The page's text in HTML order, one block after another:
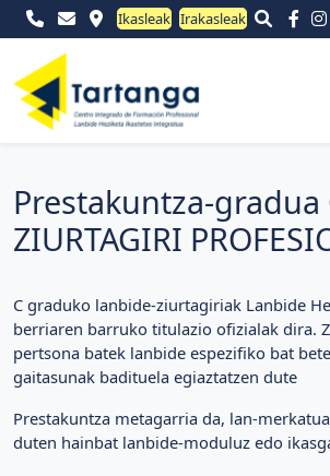
Ikasleak Irakasleak
Prestakuntza-gradua
ZIURTAGIRI
C graduko lanbide-ziurtagiriak Lanbide
berriaren barruko titulazio ofizialak dira.
pertsona batek lanbide espezifiko bat
gaitasunak badituela egiaztatzen dute
Prestakuntza metagarria da, lan-
duten hainbat lanbide-moduluz edo